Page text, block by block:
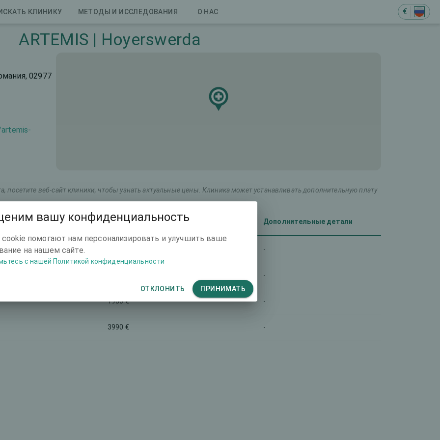
КЛИНИКУ МЕТОДЫ И ИССЛЕДОВАНИЯ О НАС €
ARTEMIS | Hoyerswerda
02977
веб-сайт клиники, чтобы узнать актуальные цены. Клиника может устанавливать дополнительную плату
название Общая стоимость (оба глаза) Дополнительные детали
-
-
1980 € -
3990 € -
вашу конфиденциальность
помогают нам персонализировать и улучшить ваше
на нашем сайте.
с нашей Политикой конфиденциальности
ОТКЛОНИТЬ ПРИНИМАТЬ